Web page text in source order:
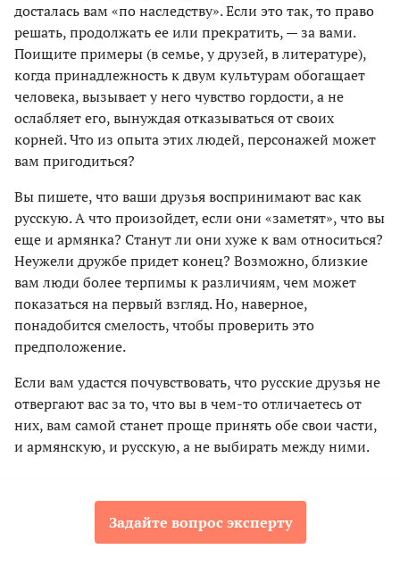
досталась вам «по наследству». Если это так, то право
решать, продолжать ее или прекратить, — за вами.
Поищите примеры (в семье, у друзей, в литературе),
когда принадлежность к двум культурам обогащает
человека, вызывает у него чувство гордости, а не
ослабляет его, вынуждая отказываться от своих
корней. Что из опыта этих людей, персонажей может
вам пригодиться?
Вы пишете, что ваши друзья воспринимают вас как
русскую. А что произойдет, если они «заметят», что вы
еще и армянка? Станут ли они хуже к вам относиться?
Неужели дружбе придет конец? Возможно, близкие
вам люди более терпимы к различиям, чем может
показаться на первый взгляд. Но, наверное,
понадобится смелость, чтобы проверить это
предположение.
Если вам удастся почувствовать, что русские друзья не
отвергают вас за то, что вы в чем-то отличаетесь от
них, вам самой станет проще принять обе свои части,
и армянскую, и русскую, а не выбирать между ними.
Задайте вопрос эксперту